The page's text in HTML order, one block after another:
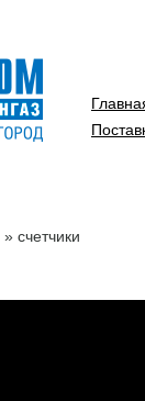
» счетчики